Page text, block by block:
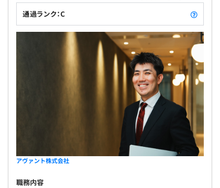
通過ランク：C
アヴァント株式会社
職務内容